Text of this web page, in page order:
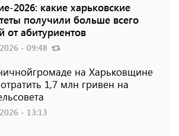
2026: какие харьковские
получили больше всего
от абитуриентов
- 09:48
на Харьковщине
1,7 млн ​​гривен на
- 13:13